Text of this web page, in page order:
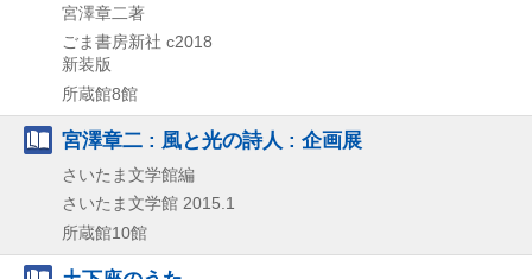
宮澤章二著
ごま書房新社 c2018
新装版
所蔵館8館
宮澤章二 : 風と光の詩人 : 企画展
さいたま文学館編
さいたま文学館 2015.1
所蔵館10館